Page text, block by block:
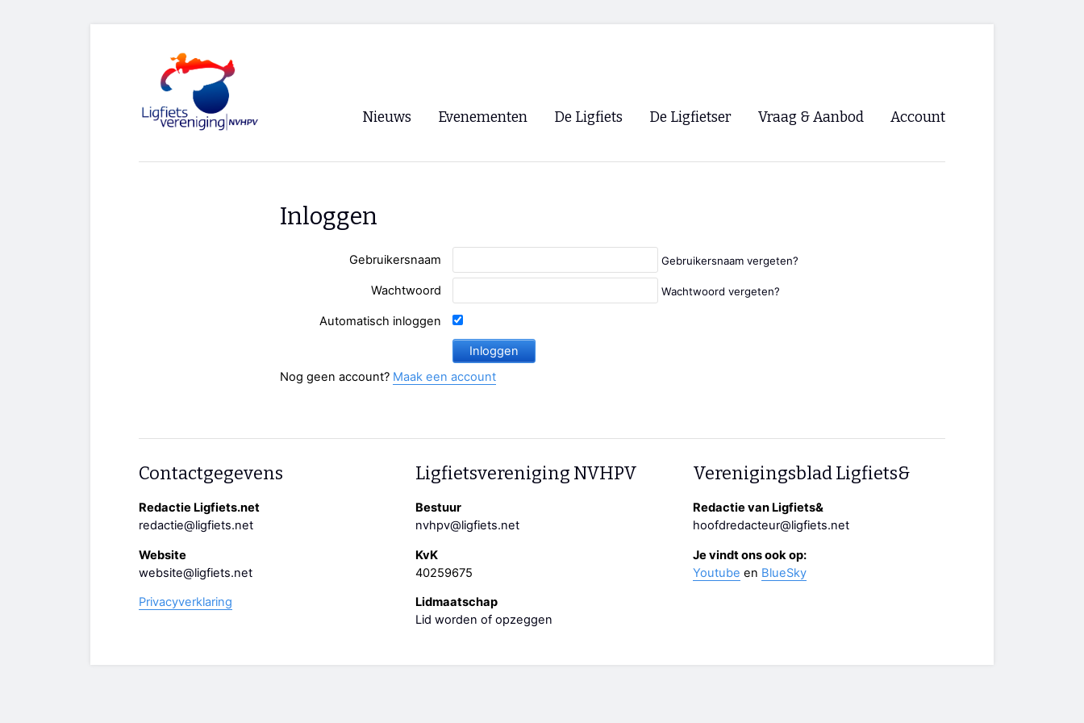
Nieuws Evenementen
Paastreffen
Oliebollentocht
De Ligfiets De Ligfietser
Lokale Fietsverenigingen
Vraag & Aanbod Account
Inloggen
Gebruikersnaam Gebruikersnaam vergeten?
Wachtwoord Wachtwoord vergeten?
Automatisch inloggen
Nog geen account? Maak een account
Contactgegevens
Redactie Ligfiets.net
redactie@ligfiets.net
Website
website@ligfiets.net
Privacyverklaring
Ligfietsvereniging NVHPV
Bestuur
nvhpv@ligfiets.net
KvK
40259675
Lidmaatschap
Lid worden of opzeggen
Verenigingsblad Ligfiets&
Redactie van Ligfiets&
hoofdredacteur@ligfiets.net
Je vindt ons ook op:
Youtube en BlueSky